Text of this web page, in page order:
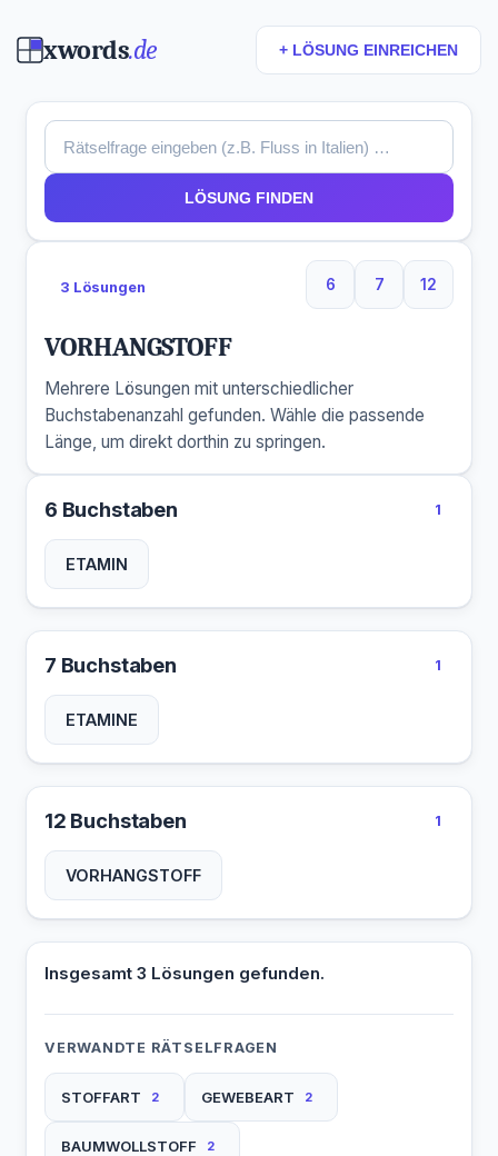
xwords.de + LÖSUNG EINREICHEN
LÖSUNG FINDEN
3 Lösungen 6
6 Buchstaben
7
7 Buchstaben
12
12
VORHANGSTOFF
Mehrere Lösungen mit unterschiedlicher
Buchstabenanzahl gefunden. Wähle die passende
Länge, um direkt dorthin zu springen.
6 Buchstaben 1
ETAMIN
7 Buchstaben 1
ETAMINE
12 Buchstaben 1
VORHANGSTOFF
Insgesamt 3 Lösungen gefunden.
VERWANDTE RÄTSELFRAGEN
STOFFART 2 GEWEBEART 2
BAUMWOLLSTOFF 2